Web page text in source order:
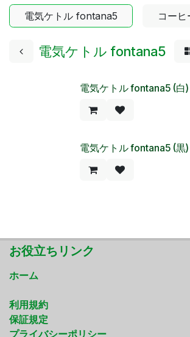
電気ケトル fontana5 コー
電気ケトル fontana5
電気ケトル fontana5 (白)
電気ケトル fontana5 (黒)
お役立ちリンク
ホーム
利用規約
保証規定
プライバシーポリシー